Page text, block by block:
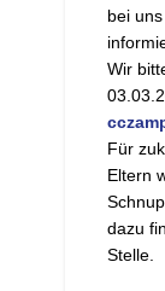
bei
Wir
Für
Eltern
dazu
Stelle.